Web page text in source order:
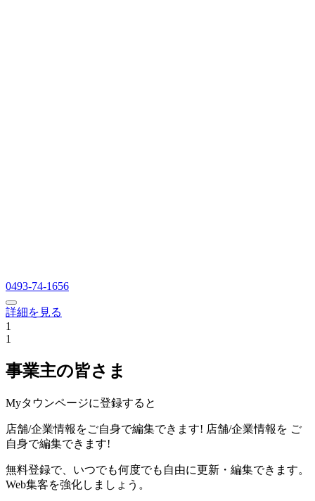
0493-74-1656
詳細を見る
1
1
事業主の皆さま
Myタウンページに登録すると
店舗/企業情報をご自身で編集できます! 店舗/企業情報を ご
自身で編集できます!
無料登録で、いつでも何度でも自由に更新・編集できます。
Web集客を強化しましょう。